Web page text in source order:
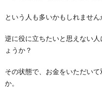
という人も多いかもしれません
逆に役に立ちたいと思えない
ょうか？
その状態で、お金をいただい
か。